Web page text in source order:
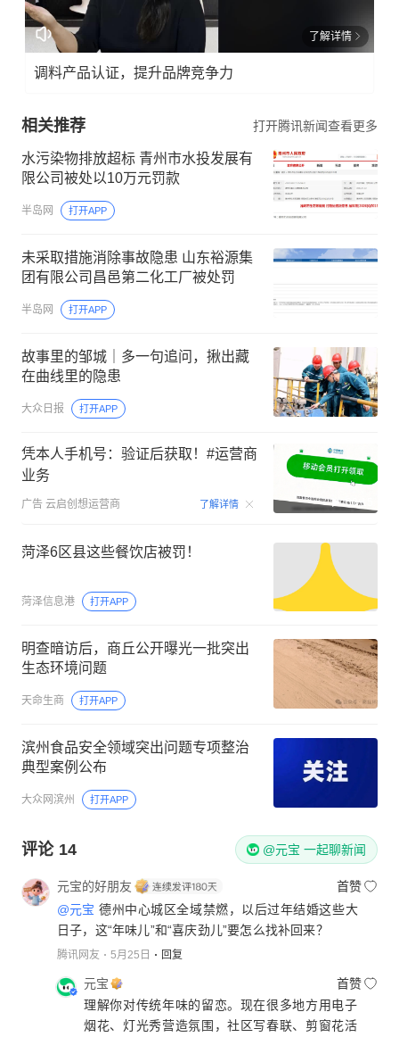
了解详情
调料产品认证，提升品牌竞争力
相关推荐 打开腾讯新闻查看更多
水污染物排放超标 青州市水投发展有
限公司被处以10万元罚款
半岛网 打开APP
未采取措施消除事故隐患 山东裕源集
团有限公司昌邑第二化工厂被处罚
半岛网 打开APP
故事里的邹城｜多一句追问，揪出藏
在曲线里的隐患
大众日报 打开APP
凭本人手机号：验证后获取！#运营商
业务
广告 云启创想运营商 了解详情 00:15
菏泽6区县这些餐饮店被罚！
菏泽信息港 打开APP
明查暗访后，商丘公开曝光一批突出
生态环境问题
天命生商 打开APP
滨州食品安全领域突出问题专项整治
典型案例公布
大众网滨州 打开APP
评论 14 @元宝 一起聊新闻
元宝的好朋友
首赞
@元宝 德州中心城区全域禁燃，以后过年结婚这些大
日子，这“年味儿”和“喜庆劲儿”要怎么找补回来？
腾讯网友 5月25日 回复
元宝
首赞
理解你对传统年味的留恋。现在很多地方用电子
烟花、灯光秀营造氛围，社区写春联、剪窗花活